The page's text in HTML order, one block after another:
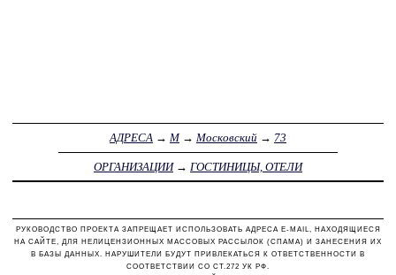
АДРЕСА → М→ Московский → 73
ОРГАНИЗАЦИИ→ ГОСТИНИЦЫ, ОТЕЛИ
РУКОВОДСТВО ПРОЕКТА ЗАПРЕЩАЕТ ИСПОЛЬЗОВАТЬ АДРЕСА E-MAIL, НАХОДЯЩИЕСЯ
НА САЙТЕ, ДЛЯ НЕЛИЦЕНЗИОННЫХ МАССОВЫХ РАССЫЛОК (СПАМА) И ЗАНЕСЕНИЯ ИХ
В БАЗЫ ДАННЫХ. НАРУШИТЕЛИ БУДУТ ПРИВЛЕКАТЬСЯ К ОТВЕТСТВЕННОСТИ В
СООТВЕТСТВИИ СО СТ.272 УК РФ.